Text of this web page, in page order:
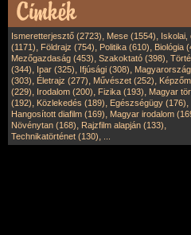
Ismeretterjesztő (2723), Mese (1554), Iskolai,
(1171), Földrajz (754), Politika (610), Biológia
Mezőgazdaság (453), Szakoktató (398),
(344), Ipar (325), Ifjúsági (308),
(303), Életrajz (277), Művészet (252),
(229), Irodalom (200), Fizika (193), Magyar
(192), Közlekedés (189), Egészségügy (176),
Hangosított diafilm (169), Magyar irodalom
Növénytan (168), Rajzfilm alapján (133),
Technikatörténet (130),